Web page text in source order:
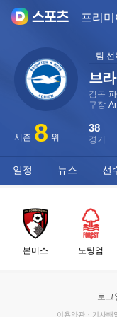
프리
브
감독
구장
시즌 8 위 경기
38
팀 선
일정 뉴스 선
본머스 노팅엄
로그
이용약관 · 기사배